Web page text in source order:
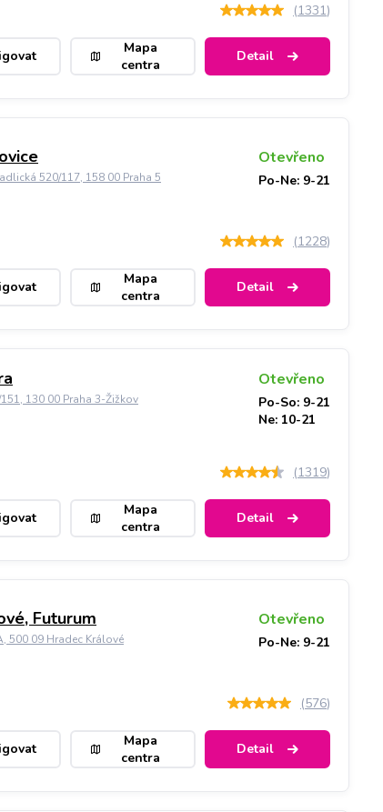
(1331)
Mapa
centra
Detail
520/117, 158 00 Praha 5
Otevřeno
Po-Ne: 9-21
(1228)
Mapa
centra
Detail
130 00 Praha 3-Žižkov
Otevřeno
Po-So: 9-21
Ne: 10-21
(1319)
Mapa
centra
Detail
Futurum
500 09 Hradec Králové
Otevřeno
Po-Ne: 9-21
(576)
Mapa
centra
Detail